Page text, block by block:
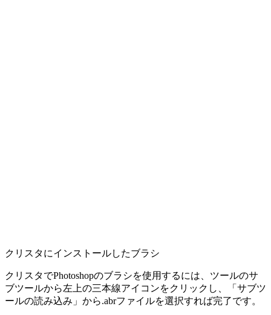
クリスタにインストールしたブラシ
クリスタでPhotoshopのブラシを使用するには、ツールのサ
ブツールから左上の三本線アイコンをクリックし、「サブツ
ールの読み込み」から.abrファイルを選択すれば完了です。